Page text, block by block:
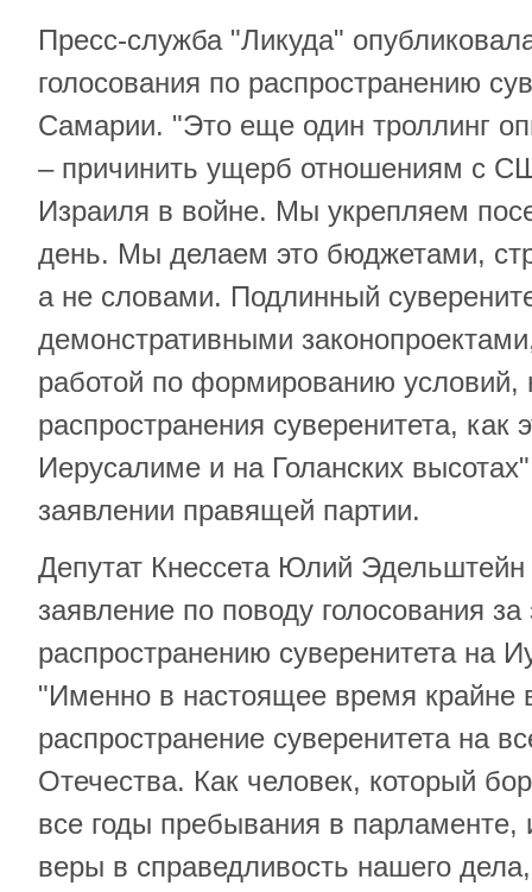
Пресс-служба "Ликуда"
голосования по распространению
Самарии. "Это еще один троллинг
– причинить ущерб отношениям с
Израиля в войне. Мы укрепляем
день. Мы делаем это бюджетами,
а не словами. Подлинный
демонстративными
работой по формированию условий,
распространения суверенитета, как
Иерусалиме и на Голанских
заявлении правящей партии.
Депутат Кнессета Юлий
заявление по поводу голосования за
распространению суверенитета на
"Именно в настоящее время крайне
распространение суверенитета на
Отечества. Как человек, который
все годы пребывания в парламенте,
веры в справедливость нашего